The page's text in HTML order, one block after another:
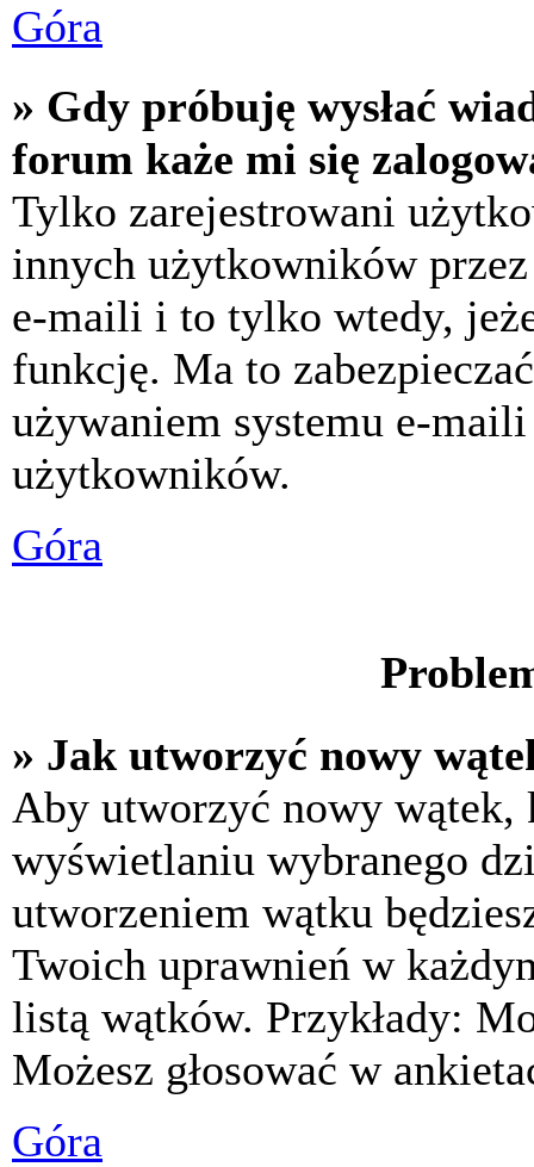
Góra
» Gdy próbuję wysłać
forum każe mi się
Tylko zarejestrowani
innych użytkowników
e-maili i to tylko wtedy,
funkcję. Ma to
używaniem systemu e-
użytkowników.
Góra
» Jak utworzyć nowy
Aby utworzyć nowy
wyświetlaniu wybranego
utworzeniem wątku
Twoich uprawnień w
listą wątków. Przykłady:
Możesz głosować w
Góra